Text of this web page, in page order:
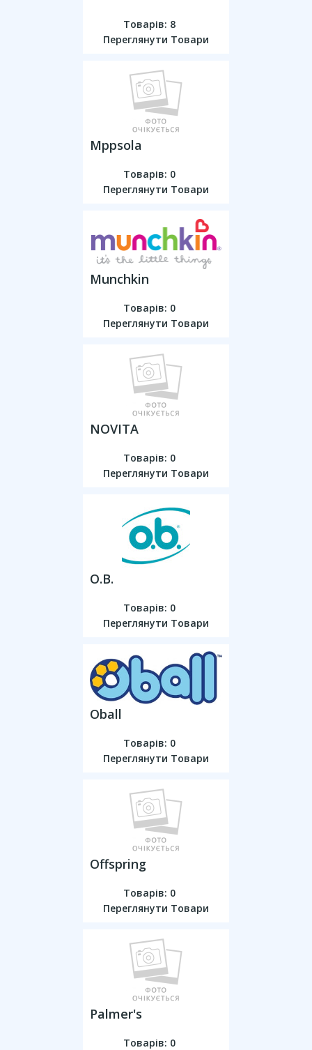
Товарів: 8
Переглянути Товари
Mppsola
Товарів: 0
Переглянути Товари
Munchkin
Товарів: 0
Переглянути Товари
NOVITA
Товарів: 0
Переглянути Товари
O.b.
Товарів: 0
Переглянути Товари
Oball
Товарів: 0
Переглянути Товари
Offspring
Товарів: 0
Переглянути Товари
Palmer's
Товарів: 0